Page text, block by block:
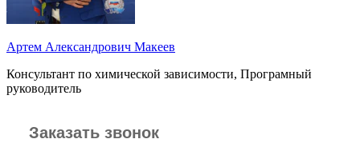
Артем Александрович Макеев
Консультант по химической зависимости, Програмный
руководитель